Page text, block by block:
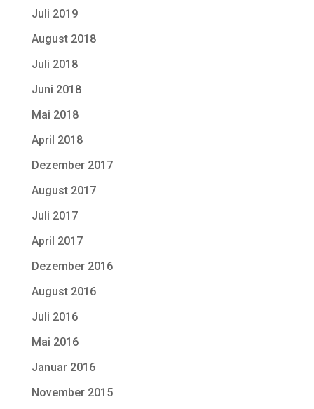
Juli 2019
August 2018
Juli 2018
Juni 2018
Mai 2018
April 2018
Dezember 2017
August 2017
Juli 2017
April 2017
Dezember 2016
August 2016
Juli 2016
Mai 2016
Januar 2016
November 2015